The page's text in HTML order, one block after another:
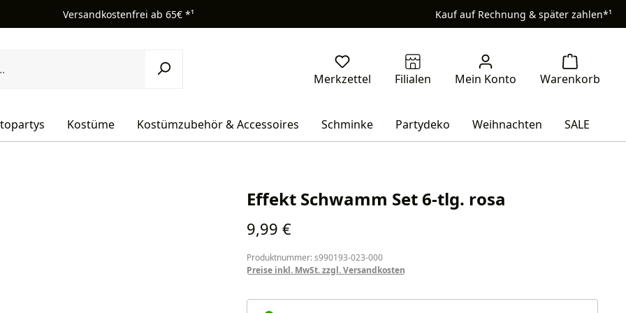
Versandkostenfrei ab 65€ *¹ Kauf auf Rechnung & später zahlen*¹
Kostüme Kostümzubehör & Accessoires Schminke Partydeko Weihnachten SALE
Effekt Schwamm Set 6-tlg. rosa
Regulärer Preis:
9,99 €
Produktnummer: s990193-023-000
Preise inkl. MwSt. zzgl. Versandkosten